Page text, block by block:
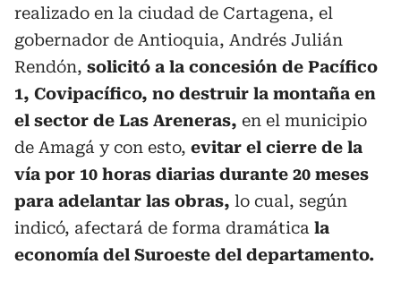
realizado en la ciudad de Cartagena, el
gobernador de Antioquia, Andrés Julián
Rendón, solicitó a la concesión de Pacífico
1, Covipacífico, no destruir la montaña en
el sector de Las Areneras, en el municipio
de Amagá y con esto, evitar el cierre de la
vía por 10 horas diarias durante 20 meses
para adelantar las obras, lo cual, según
indicó, afectará de forma dramática la
economía del Suroeste del departamento.